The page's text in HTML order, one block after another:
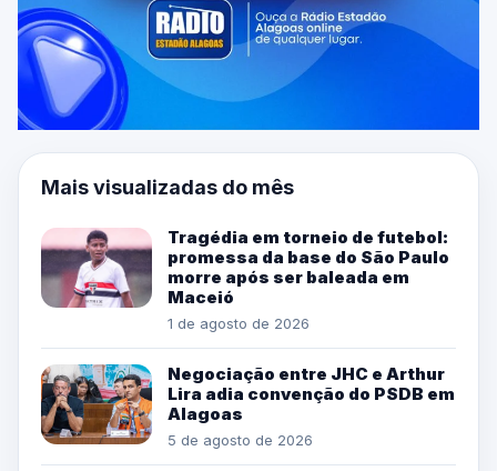
Mais visualizadas do mês
Tragédia em torneio de futebol:
promessa da base do São Paulo
morre após ser baleada em
Maceió
1 de agosto de 2026
Negociação entre JHC e Arthur
Lira adia convenção do PSDB em
Alagoas
5 de agosto de 2026